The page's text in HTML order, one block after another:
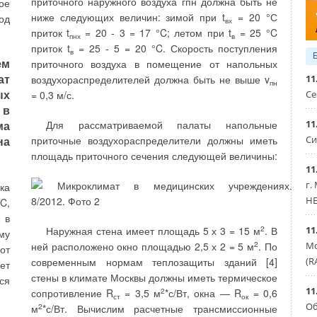
в
ниже следующих величин: зимой при tвх
= 20 °С
приток tпнх = 20 - 3 = 17 °C; летом при tв = 25 °C
приток tв = 25 - 5 = 20 °C. Скорость поступления
приточного воздуха в помещение от напольных
воздухораспределителей должна быть не выше vпн
= 0,3 м/с.
Для рассматриваемой палаты напольные
приточные воздухораспределители должны иметь
площадь приточного сечения следующей величины:
Наружная стена имеет площадь 5 х 3 = 15 м2. В
ней расположено окно площадью 2,5 х 2 = 5 м2. По
современным нормам теплозащиты зданий [4]
стены в климате Москвы должны иметь термическое
сопротивление Rст = 3,5 м2*с/Вт, окна — Rок = 0,6
м2*с/Вт. Вычислим расчетные трансмиссионные
г.
в
токсических органических веществ. Все эти
процессы взаимосвязаны и протекают
одновременно, что в определенной степени
характеризует многообразие действия озона. Среди
процессов улучшения качества питьевой воды
наиболее значимым с точки зрения профилактики
обеззараживание.
Применительно к строящимся населенным
систем водоочистки и водоснабжения: установка в
каждый дом, установка на группу домов и установка
технически все эти варианты легко реализуются, а
окончательный выбор варианта водоснабжения
определяется из рассмотрения конкретных
условий. Высокий бактерицидный и вирулицидный
эффекты действия озона отмечаются при реальных
для практики водоснабжения концентрациях 0,5-0,8